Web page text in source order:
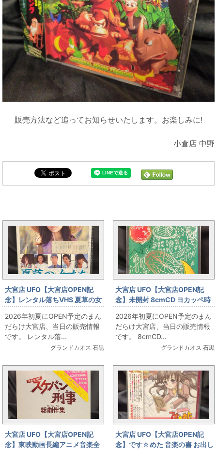
販売方法など追ってお知らせいたします。お楽しみに!
小倉店 中野
大宮店 UFO【大宮店OPEN記
念】レンタル落ちVHS 夏草の女
たち お出しします!!
2026年初夏にOPEN予定のまん
だらけ大宮店、当日の販売情報
です。 レンタル落...
グランドカオス 石黒
大宮店 UFO【大宮店OPEN記
念】未開封 8cmCD ヨカッペ時
計 お出しします!!
2026年初夏にOPEN予定のまん
だらけ大宮店、当日の販売情報
です。 8cmCD...
グランドカオス 石黒
大宮店 UFO【大宮店OPEN記
念】東映動画長編アニメ音楽全
大宮店 UFO【大宮店OPEN記
念】です☆めた 音楽の書 お出し